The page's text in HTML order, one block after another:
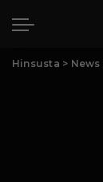
Hinsusta > News